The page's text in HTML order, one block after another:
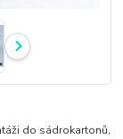
do sádrokartonů,